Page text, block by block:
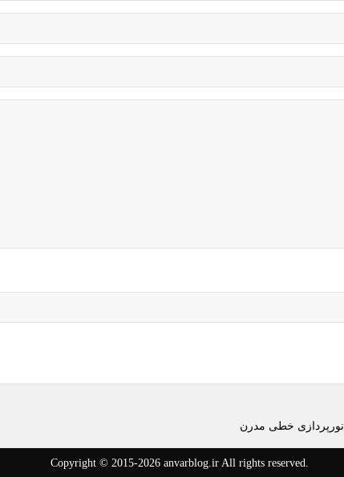
نورپردازی خطی مدرن
Copyright © 2015-2026 anvarblog.ir All rights reserved.